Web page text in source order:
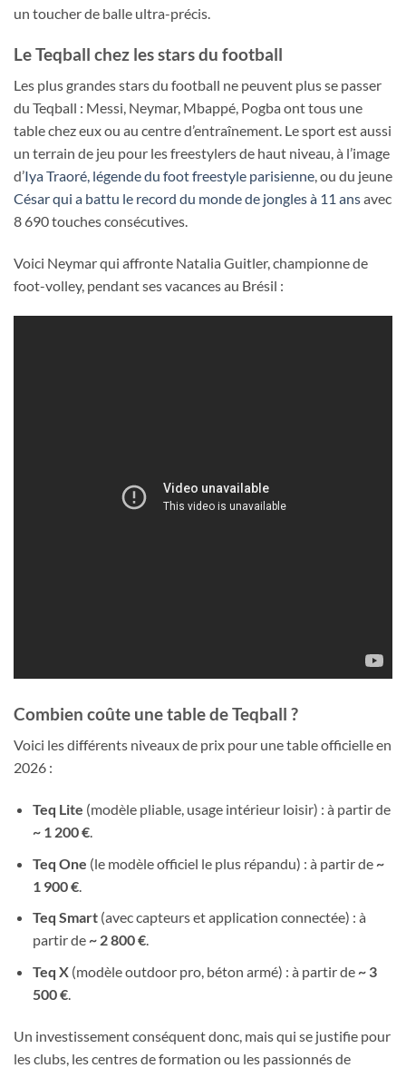
un toucher de balle ultra-précis.
Le Teqball chez les stars du football
Les plus grandes stars du football ne peuvent plus se passer
du Teqball : Messi, Neymar, Mbappé, Pogba ont tous une
table chez eux ou au centre d’entraînement. Le sport est aussi
un terrain de jeu pour les freestylers de haut niveau, à l’image
d’Iya Traoré, légende du foot freestyle parisienne, ou du jeune
César qui a battu le record du monde de jongles à 11 ansavec
8 690 touches consécutives.
Voici Neymar qui affronte Natalia Guitler, championne de
foot-volley, pendant ses vacances au Brésil :
Combien coûte une table de Teqball ?
Voici les différents niveaux de prix pour une table officielle en
2026 :
Teq Lite (modèle pliable, usage intérieur loisir) : à partir de
~ 1 200 €.
Teq One (le modèle officiel le plus répandu) : à partir de~
1 900 €.
Teq Smart(avec capteurs et application connectée) : à
partir de~ 2 800 €.
Teq X(modèle outdoor pro, béton armé) : à partir de~ 3
500 €.
Un investissement conséquent donc, mais qui se justifie pour
les clubs, les centres de formation ou les passionnés de